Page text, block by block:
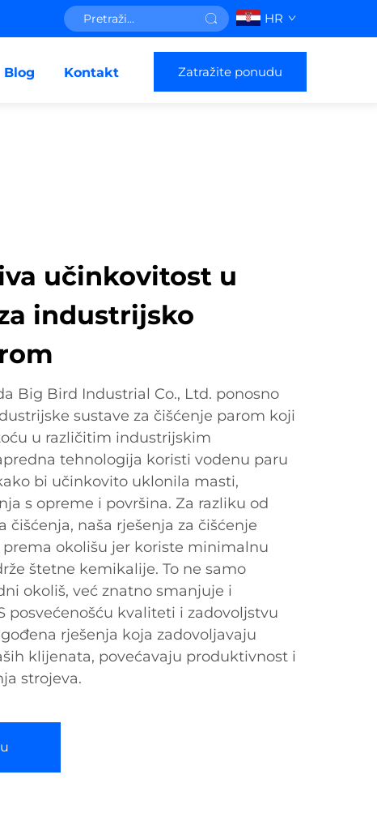
HR
Blog Kontakt Zatražite ponudu
učinkovitost u
industrijsko
Big Bird Industrial Co., Ltd. ponosno
sustave za čišćenje parom koji
u različitim industrijskim
tehnologija koristi vodenu paru
bi učinkovito uklonila masti,
s opreme i površina. Za razliku od
naša rješenja za čišćenje
okolišu jer koriste minimalnu
štetne kemikalije. To ne samo
okoliš, već znatno smanjuje i
posvećenošću kvaliteti i zadovoljstvu
rješenja koja zadovoljavaju
klijenata, povećavaju produktivnost i
strojeva.